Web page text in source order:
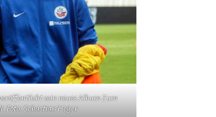
sein neues Album Zum
Foto: Sebastian Heger